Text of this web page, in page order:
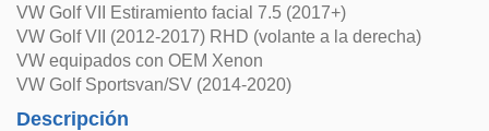
VW Golf VII Estiramiento facial 7.5 (2017+)
VW Golf VII (2012-2017) RHD (volante a la derecha)
VW equipados con OEM Xenon
VW Golf Sportsvan/SV (2014-2020)
Descripción